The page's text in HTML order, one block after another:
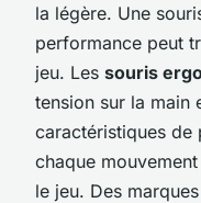
la légère. Une
performance peut
jeu. Les souris
tension sur la main
caractéristiques de
chaque
le jeu. Des